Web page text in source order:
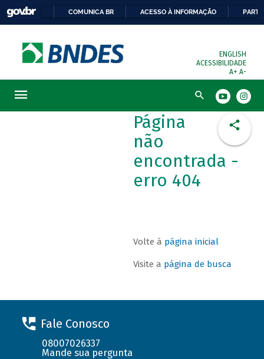
COMUNICA BR ACESSO À INFORMAÇÃO
ENGLISH
ACESSIBILIDADE
A+ A-
Busca
Página
não
encontrada -
erro 404
Volte à página inicial
Visite a página de busca
Fale Conosco
08007026337
Mande sua pergunta